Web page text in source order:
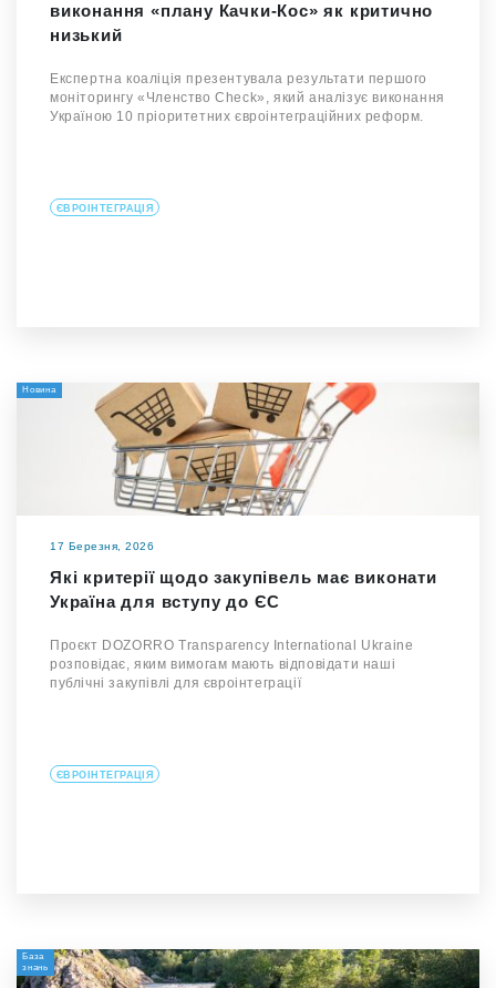
виконання «плану Качки-Кос» як критично
низький
Експертна коаліція презентувала результати першого
моніторингу «Членство Check», який аналізує виконання
Україною 10 пріоритетних євроінтеграційних реформ.
ЄВРОІНТЕГРАЦІЯ
Новина
17 Березня, 2026
Які критерії щодо закупівель має виконати
Україна для вступу до ЄС
Проєкт DOZORRO Transparency International Ukraine
розповідає, яким вимогам мають відповідати наші
публічні закупівлі для євроінтеграції
ЄВРОІНТЕГРАЦІЯ
База
знань